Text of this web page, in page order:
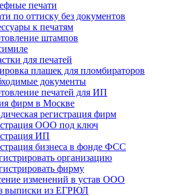
печати
по оттиску без документов
к печатям
штампов
для печатей
плашек для пломбираторов
документы
печатей для ИП
фирм в Москве
регистрация фирм
ООО под ключ
ИП
бизнеса в фонде ФСС
организацию
фирму
изменений в устав ООО
выписки из ЕГРЮЛ